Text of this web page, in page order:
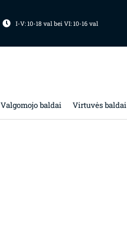
I-V: 10-18 val bei VI: 10-16 val
Valgomojo baldai Virtuvės baldai